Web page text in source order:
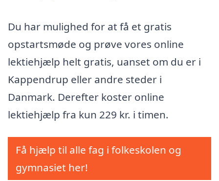
Du har mulighed for at få et gratis
opstartsmøde og prøve vores online
lektiehjælp helt gratis, uanset om du er i
Kappendrup eller andre steder i
Danmark. Derefter koster online
lektiehjælp fra kun 229 kr. i timen.
Få hjælp til alle fag i folkeskolen og
gymnasiet her!